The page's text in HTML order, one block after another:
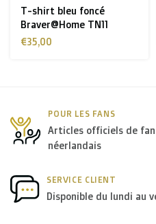
T-shirt bleu foncé
Braver@Home TN11
€35,00
POUR LES FANS
Articles officiels de
néerlandais
SERVICE CLIENT
Disponible du lundi au